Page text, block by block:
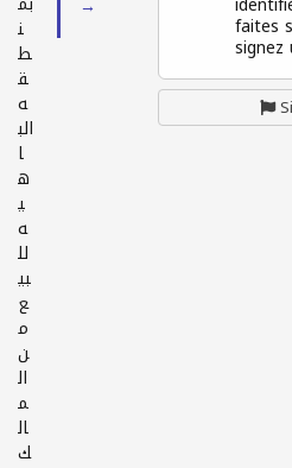
ن
ط
ق
ه
الب
ا
ه
ي
ه
لل
بي
ع
م
ن
ال
م
ال
ك
faites